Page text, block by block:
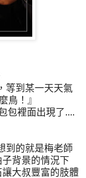
等到某一天天氣
鳥！』
包裡面出現了....
到的就是梅老師
背景的情況下
大叔豐富的肢體